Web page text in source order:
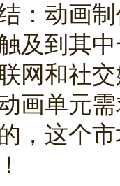
：动画
及到其
网和社
画单元
，这个